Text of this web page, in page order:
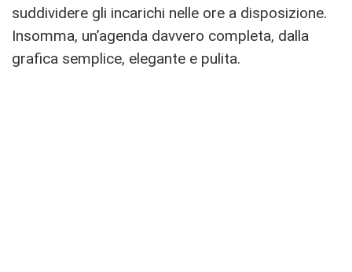
suddividere gli incarichi nelle ore a disposizione.
Insomma, un’agenda davvero completa, dalla
grafica semplice, elegante e pulita.